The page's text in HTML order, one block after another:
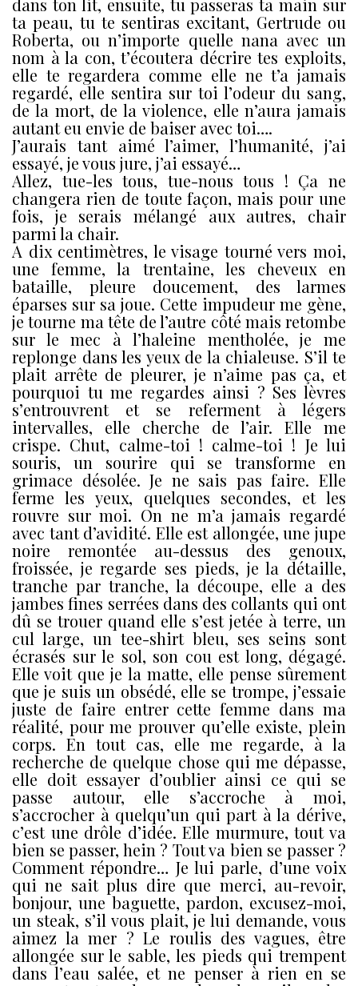
dans ton lit, ensuite, tu passeras ta main sur
ta peau, tu te sentiras excitant, Gertrude ou
Roberta, ou n’importe quelle nana avec un
nom à la con, t’écoutera décrire tes exploits,
elle te regardera comme elle ne t’a jamais
regardé, elle sentira sur toi l’odeur du sang,
de la mort, de la violence, elle n’aura jamais
autant eu envie de baiser avec toi….
J’aurais tant aimé l’aimer, l’humanité, j’ai
essayé, je vous jure, j’ai essayé…
Allez, tue-les tous, tue-nous tous ! Ça ne
changera rien de toute façon, mais pour une
fois, je serais mélangé aux autres, chair
parmi la chair.
A dix centimètres, le visage tourné vers moi,
une femme, la trentaine, les cheveux en
bataille, pleure doucement, des larmes
éparses sur sa joue. Cette impudeur me gène,
je tourne ma tête de l’autre côté mais retombe
sur le mec à l’haleine mentholée, je me
replonge dans les yeux de la chialeuse. S’il te
plait arrête de pleurer, je n’aime pas ça, et
pourquoi tu me regardes ainsi ? Ses lèvres
s’entrouvrent et se referment à légers
intervalles, elle cherche de l’air. Elle me
crispe. Chut, calme-toi ! calme-toi ! Je lui
souris, un sourire qui se transforme en
grimace désolée. Je ne sais pas faire. Elle
ferme les yeux, quelques secondes, et les
rouvre sur moi. On ne m’a jamais regardé
avec tant d’avidité. Elle est allongée, une jupe
noire remontée au-dessus des genoux,
froissée, je regarde ses pieds, je la détaille,
tranche par tranche, la découpe, elle a des
jambes fines serrées dans des collants qui ont
dû se trouer quand elle s’est jetée à terre, un
cul large, un tee-shirt bleu, ses seins sont
écrasés sur le sol, son cou est long, dégagé.
Elle voit que je la matte, elle pense sûrement
que je suis un obsédé, elle se trompe, j’essaie
juste de faire entrer cette femme dans ma
réalité, pour me prouver qu’elle existe, plein
corps. En tout cas, elle me regarde, à la
recherche de quelque chose qui me dépasse,
elle doit essayer d’oublier ainsi ce qui se
passe autour, elle s’accroche à moi,
s’accrocher à quelqu’un qui part à la dérive,
c’est une drôle d’idée. Elle murmure, tout va
bien se passer, hein ? Tout va bien se passer ?
Comment répondre… Je lui parle, d’une voix
qui ne sait plus dire que merci, au-revoir,
bonjour, une baguette, pardon, excusez-moi,
un steak, s’il vous plait, je lui demande, vous
aimez la mer ? Le roulis des vagues, être
allongée sur le sable, les pieds qui trempent
dans l’eau salée, et ne penser à rien en se